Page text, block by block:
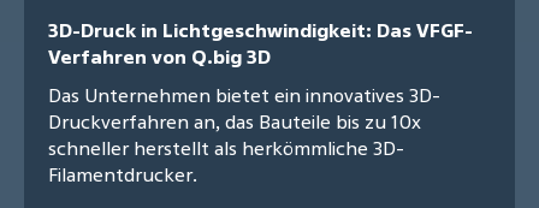
3D-Druck in Lichtgeschwindigkeit: Das VFGF-
Verfahren von Q.big 3D
Das Unternehmen bietet ein innovatives 3D-
Druckverfahren an, das Bauteile bis zu 10x
schneller herstellt als herkömmliche 3D-
Filamentdrucker.